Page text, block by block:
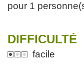
pour 1
DIFFICULTÉ
facile